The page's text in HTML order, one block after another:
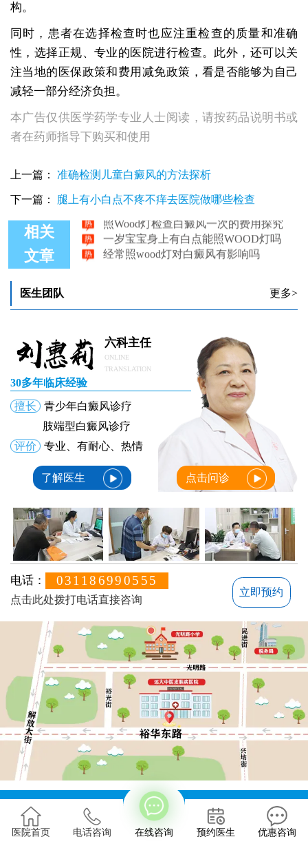
构。
同时，患者在选择检查时也应注重检查的质量和准确
性，选择正规、专业的医院进行检查。此外，还可以关
注当地的医保政策和费用减免政策，看是否能够为自己
减轻一部分经济负担。
本广告仅供医学药学专业人士阅读，请按药品说明书或
者在药师指导下购买和使用
上一篇： 准确检测儿童白癜风的方法探析
下一篇： 腿上有小白点不疼不痒去医院做哪些检查
相关
文章
照wood灯呈现淡白色是不是白癜风
疑似白癜风照Wood灯未确诊的诊疗策略
照wood灯说白斑不是白癜风准确吗
一岁宝宝身上有白点能照WOOD灯吗
经常照wood灯对白癜风有影响吗
医生团队 更多>
六科主任
ONLINE
TRANSLATION
30多年临床经验
擅长
青少年白癜风诊疗
肢端型白癜风诊疗
评价
专业、有耐心、热情
了解医生 点击问诊
电话： 031186990555
点击此处拨打电话直接咨询
立即预约
地址：石家庄桥西区裕华东路7号
版权所有：石家庄远大中医皮肤病医院
医院首页 电话咨询 在线咨询 预约医生 优惠咨询